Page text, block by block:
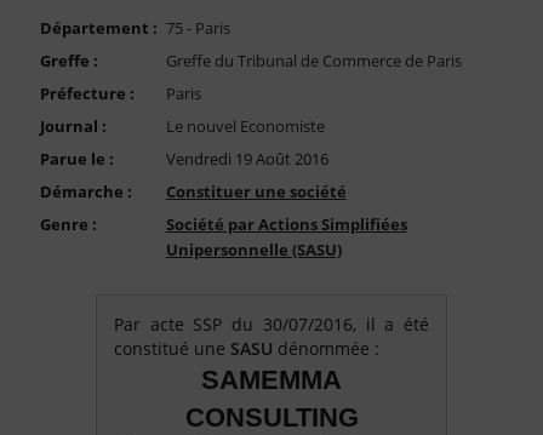
Compte PRO
Département : 75 - Paris
Greffe :
Greffe du Tribunal de Commerce de Paris
Préfecture :
Paris
Journal :
Le nouvel Economiste
Parue le :
Vendredi 19 Août 2016
Démarche :
Constituer une société
Genre :
Société par Actions Simplifiées
Unipersonnelle (SASU)
Par acte SSP du 30/07/2016, il a été
constitué une SASU dénommée :
SAMEMMA
CONSULTING